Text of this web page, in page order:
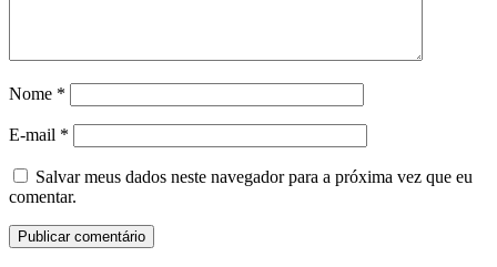
Nome *
E-mail *
Salvar meus dados neste navegador para a próxima vez que eu
comentar.